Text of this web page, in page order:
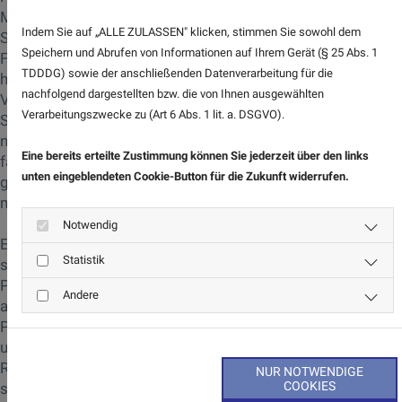
Maßnahmen erforderlich, um eine dauerhaft hohe
Sauberkeit zu gewährleisten. Dazu gehören
Fensterreinigungen für klare Sicht, Grundreinigungen bei
hartnäckigen Verschmutzungen, die Pflege und
Versiegelung empfindlicher Oberflächen sowie spezielle
Sterilbereich-Reinigungen, sofern diese in der Praxis
notwendig sind. Ein weiterer wichtiger Aspekt ist die
fachgerechte Entsorgung von medizinischen Abfällen
gemäß den gesetzlichen Vorgaben, um Infektionsrisiken zu
minimieren.
Ergänzend dazu stellt ein professioneller Reinigungsservice
sicher, dass Verbrauchsmaterialien wie Seife,
Papierhandtücher und Desinfektionsmittel jederzeit
ausreichend vorhanden sind, sodass ein reibungsloser
Praxisbetrieb gewährleistet bleibt. Durch diese
umfassenden Maßnahmen trägt eine professionelle
Reinigung nicht nur zur hygienischen Sicherheit bei, sondern
schafft auch eine angenehme Umgebung für Patienten und
Indem Sie auf „ALLE ZULASSEN" klicken, stimmen Sie sowohl dem
Speichern und Abrufen von Informationen auf Ihrem Gerät (§ 25 Abs. 1
TDDDG) sowie der anschließenden Datenverarbeitung für die
nachfolgend dargestellten bzw. die von Ihnen ausgewählten
Verarbeitungszwecke zu (Art 6 Abs. 1 lit. a. DSGVO).
Eine bereits erteilte Zustimmung können Sie jederzeit über den links
unten eingeblendeten Cookie-Button für die Zukunft widerrufen.
Notwendig
Statistik
Andere
NUR NOTWENDIGE
COOKIES